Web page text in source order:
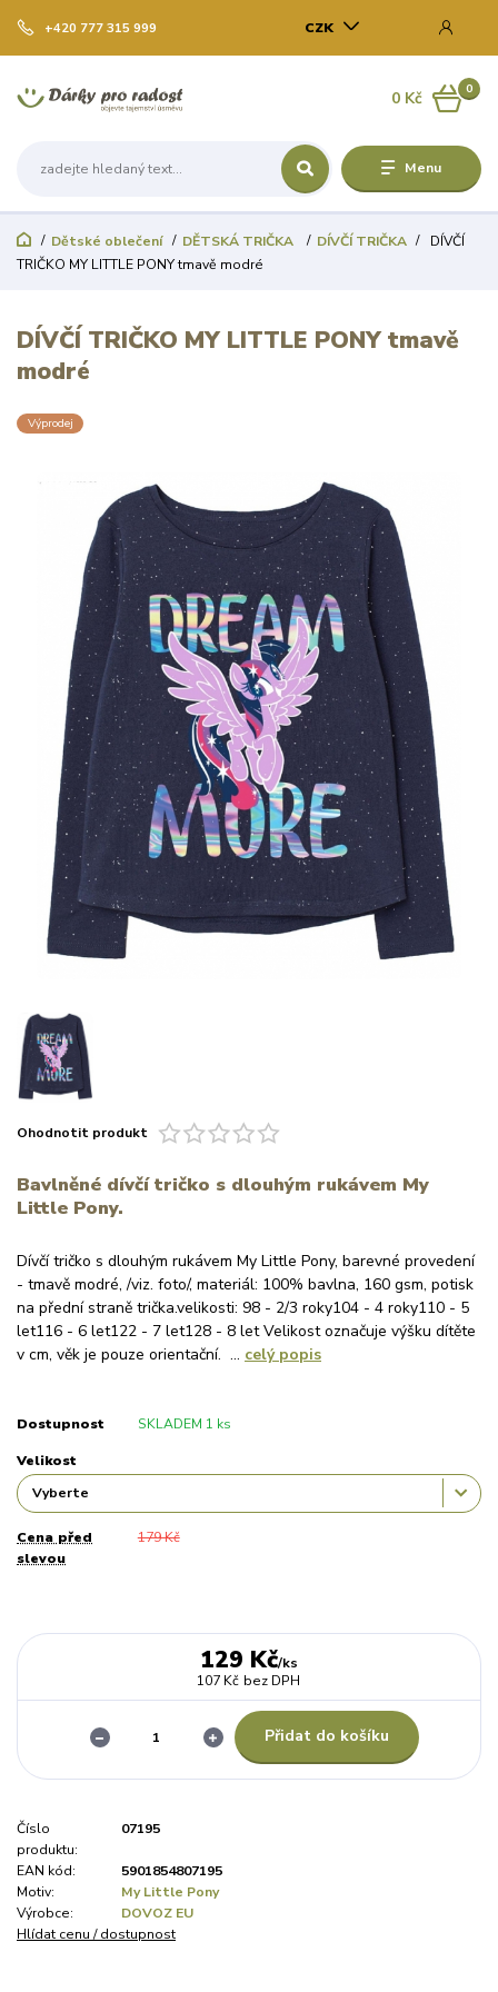
Menu
CZK
+420 777 315 999
0
0 Kč
Dětské oblečení DĚTSKÁ TRIČKA DÍVČÍ TRIČKA
DÍVČÍ
TRIČKO MY LITTLE PONY tmavě modré
DÍVČÍ TRIČKO MY LITTLE PONY tmavě
modré
Výprodej
Ohodnotit produkt
Bavlněné dívčí tričko s dlouhým rukávem My
Little Pony.
Dívčí tričko s dlouhým rukávem My Little Pony, barevné provedení
- tmavě modré, /viz. foto/, materiál: 100% bavlna, 160 gsm, potisk
na přední straně trička.velikosti: 98 - 2/3 roky104 - 4 roky110 - 5
let116 - 6 let122 - 7 let128 - 8 let Velikost označuje výšku dítěte
v cm, věk je pouze orientační. ... celý popis
Dostupnost SKLADEM 1 ks
Velikost
Cena před
slevou
179 Kč
129 Kč/ks
107 Kč bez DPH
Přidat do košíku
Číslo
produktu:
07195
EAN kód:
5901854807195
Motiv:
My Little Pony
Výrobce:
DOVOZ EU
Hlídat cenu / dostupnost